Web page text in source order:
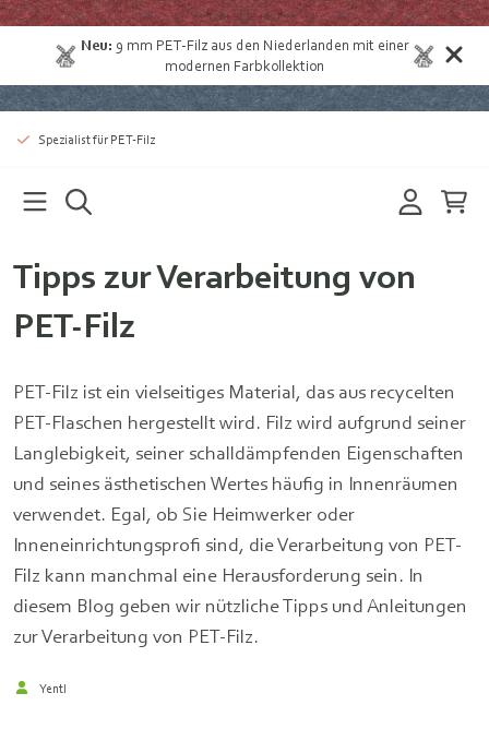
Neu: 9 mm PET-Filz aus den Niederlanden mit einer
modernen Farbkollektion
Spezialist für PET-Filz
Tipps zur Verarbeitung von
PET-Filz
PET-Filz ist ein vielseitiges Material, das aus recycelten
PET-Flaschen hergestellt wird. Filz wird aufgrund seiner
Langlebigkeit, seiner schalldämpfenden Eigenschaften
und seines ästhetischen Wertes häufig in Innenräumen
verwendet. Egal, ob Sie Heimwerker oder
Inneneinrichtungsprofi sind, die Verarbeitung von PET-
Filz kann manchmal eine Herausforderung sein. In
diesem Blog geben wir nützliche Tipps und Anleitungen
zur Verarbeitung von PET-Filz.
Yentl